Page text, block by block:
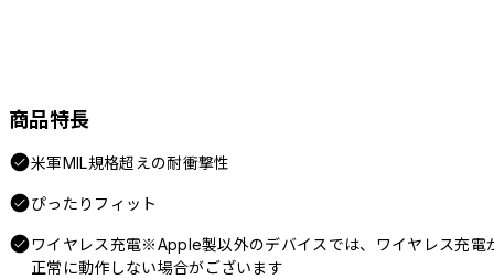
商品特長
米軍MIL規格超えの耐衝撃性
ぴったりフィット
ワイヤレス充電※Apple製以外のデバイスでは、ワイヤレス充電
正常に動作しない場合がございます